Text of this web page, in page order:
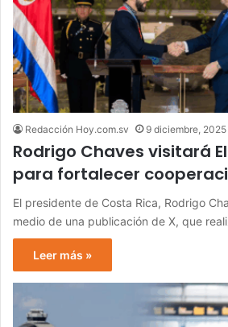
Redacción Hoy.com.sv 9 diciembre, 2025
Rodrigo Chaves visitará
para fortalecer
El presidente de Costa Rica, Rodrigo
medio de una publicación de X, que
Leer más »